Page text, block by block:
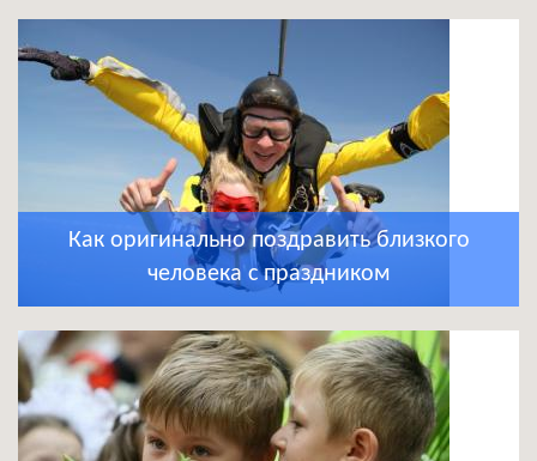
Как оригинально поздравить близкого
человека с праздником